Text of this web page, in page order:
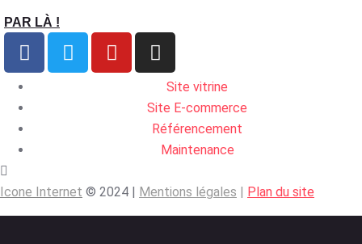
PAR LÀ !
Site vitrine
Site E-commerce
Référencement
Maintenance
Icone Internet © 2024 | Mentions légales | Plan du site